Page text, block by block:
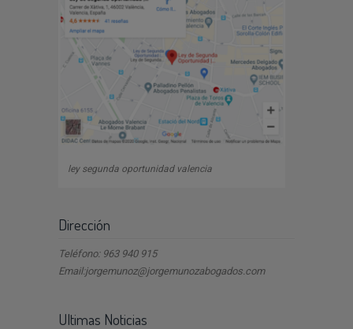
ley segunda oportunidad valencia
Dirección
Teléfono: 963 940 915
Email:jorgemunoz@jorgemunozabogados.com
Ultimas Noticias